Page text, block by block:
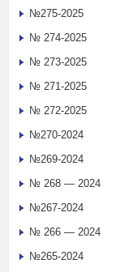
№275-2025
№ 274-2025
№ 273-2025
№ 271-2025
№ 272-2025
№270-2024
№269-2024
№ 268 — 2024
№267-2024
№ 266 — 2024
№265-2024